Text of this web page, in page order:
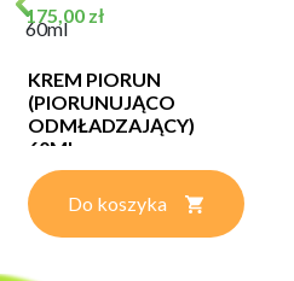
Cena
175,00 zł
60ml
KREM PIORUN
(PIORUNUJĄCO
ODMŁADZAJĄCY)
60ML
Do koszyka